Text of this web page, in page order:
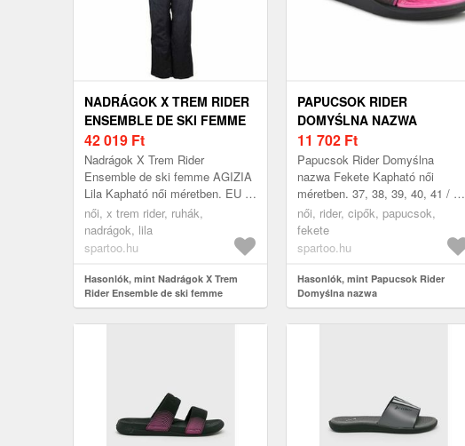
NADRÁGOK X TREM RIDER
ENSEMBLE DE SKI FEMME
AGIZIA
42 019 Ft
Nadrágok X Trem Rider
Ensemble de ski femme AGIZIA
Lila Kapható női méretben. EU S,
EU M, EU L, EU XL Női > Ruhák
> Nadrágok
női, x trem rider, ruhák,
nadrágok, lila
spartoo.hu
Hasonlók, mint Nadrágok X Trem
Rider Ensemble de ski femme
AGIZIA
PAPUCSOK RIDER
DOMYŚLNA NAZWA
11 702 Ft
Papucsok Rider Domyślna
nazwa Fekete Kapható női
méretben. 37, 38, 39, 40, 41 / 42
Női > Cipők > Papucsok
női, rider, cipők, papucsok,
fekete
spartoo.hu
Hasonlók, mint Papucsok Rider
Domyślna nazwa